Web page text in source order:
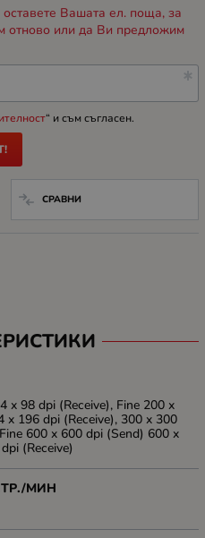
Вашата ел. поща, за
отново или да Ви предложим
“ и съм съгласен.
СРАВНИ
x 98 dpi (Receive), Fine 200 x
x 196 dpi (Receive), 300 x 300
600 x 600 dpi (Send) 600 x
(Receive)
МИН